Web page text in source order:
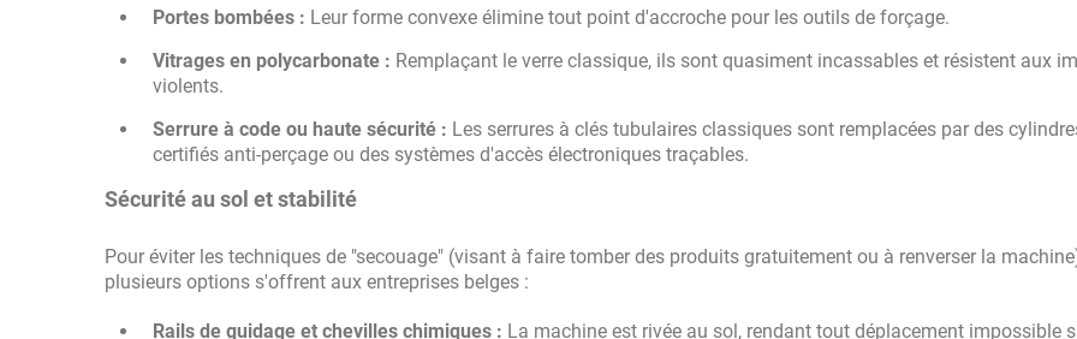
Portes bombées : Leur forme convexe élimine tout point d'accroche pour les outils de forçage.
Vitrages en polycarbonate : Remplaçant le verre classique, ils sont quasiment incassables et résistent aux
violents.
Serrure à code ou haute sécurité : Les serrures à clés tubulaires classiques sont remplacées par des
certifiés anti-perçage ou des systèmes d'accès électroniques traçables.
Sécurité au sol et stabilité
Pour éviter les techniques de "secouage" (visant à faire tomber des produits gratuitement ou à renverser la
plusieurs options s'offrent aux entreprises belges :
Rails de guidage et chevilles chimiques : La machine est rivée au sol, rendant tout déplacement impossible